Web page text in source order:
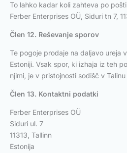
To lahko kadar koli zahteva po
Ferber Enterprises OÜ, Siduri tn 7,
Člen 12. Reševanje sporov
Te pogoje prodaje na daljavo ureja
Estoniji. Vsak spor, ki izhaja iz teh
njimi, je v pristojnosti sodišč v Talinu
Člen 13. Kontaktni podatki
Ferber Enterprises OÜ
Siduri ul. 7
11313, Tallinn
Estonija